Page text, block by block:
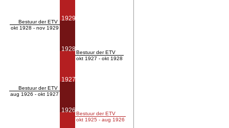
Bestuur der ETV
okt 1928 - nov 1929
Bestuur der ETV
aug 1926 - okt 1927
1929
1928
1927
1926
Bestuur der ETV
okt 1927 - okt 1928
Bestuur der ETV
okt 1925 - aug 1926